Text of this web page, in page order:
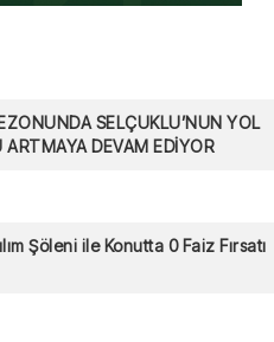
SELÇUKLU’NUN YOL
KONFORU ARTMAYA DEVAM EDİYOR
Şöleni ile Konutta 0 Faiz Fırsatı